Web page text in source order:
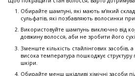
Обирайте шампуні, які мають м’який
сульфатів, які позбавляють волосинки
Використовуйте шампунь виключно від
довжину волосся, аби не зробити його
Зменште кількість стайлінгових засобів,
висока температура пошкоджує структуру
шкіри.
Обирайте менш шкідливі хімічні засоби